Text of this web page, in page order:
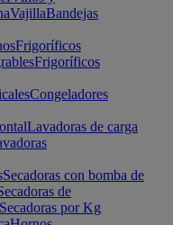
VajillaBandejas
Frigoríficos
Frigoríficos
Congeladores
Lavadoras de carga
Secadoras con bomba de
de
Secadoras por Kg